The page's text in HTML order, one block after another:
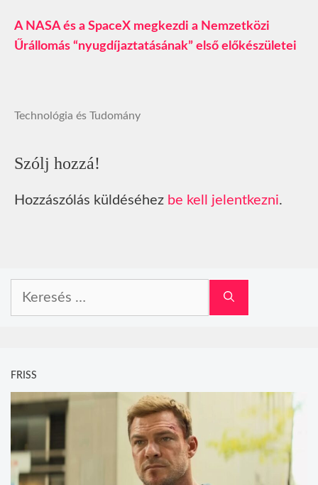
A NASA és a SpaceX megkezdi a Nemzetközi
Űrállomás “nyugdíjaztatásának” első előkészületei
Technológia és Tudomány
Szólj hozzá!
Hozzászólás küldéséhez be kell jelentkezni.
FRISS